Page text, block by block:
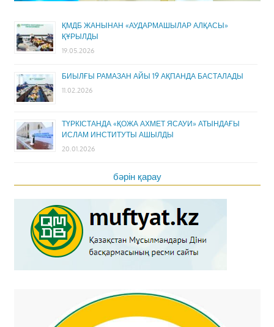
ҚМДБ ЖАНЫНАН «АУДАРМАШЫЛАР АЛҚАСЫ»
ҚҰРЫЛДЫ
19.05.2026
БИЫЛҒЫ РАМАЗАН АЙЫ 19 АҚПАНДА БАСТАЛАДЫ
11.02.2026
ТҮРКІСТАНДА «ҚОЖА АХМЕТ ЯСАУИ» АТЫНДАҒЫ
ИСЛАМ ИНСТИТУТЫ АШЫЛДЫ
20.01.2026
бәрін қарау